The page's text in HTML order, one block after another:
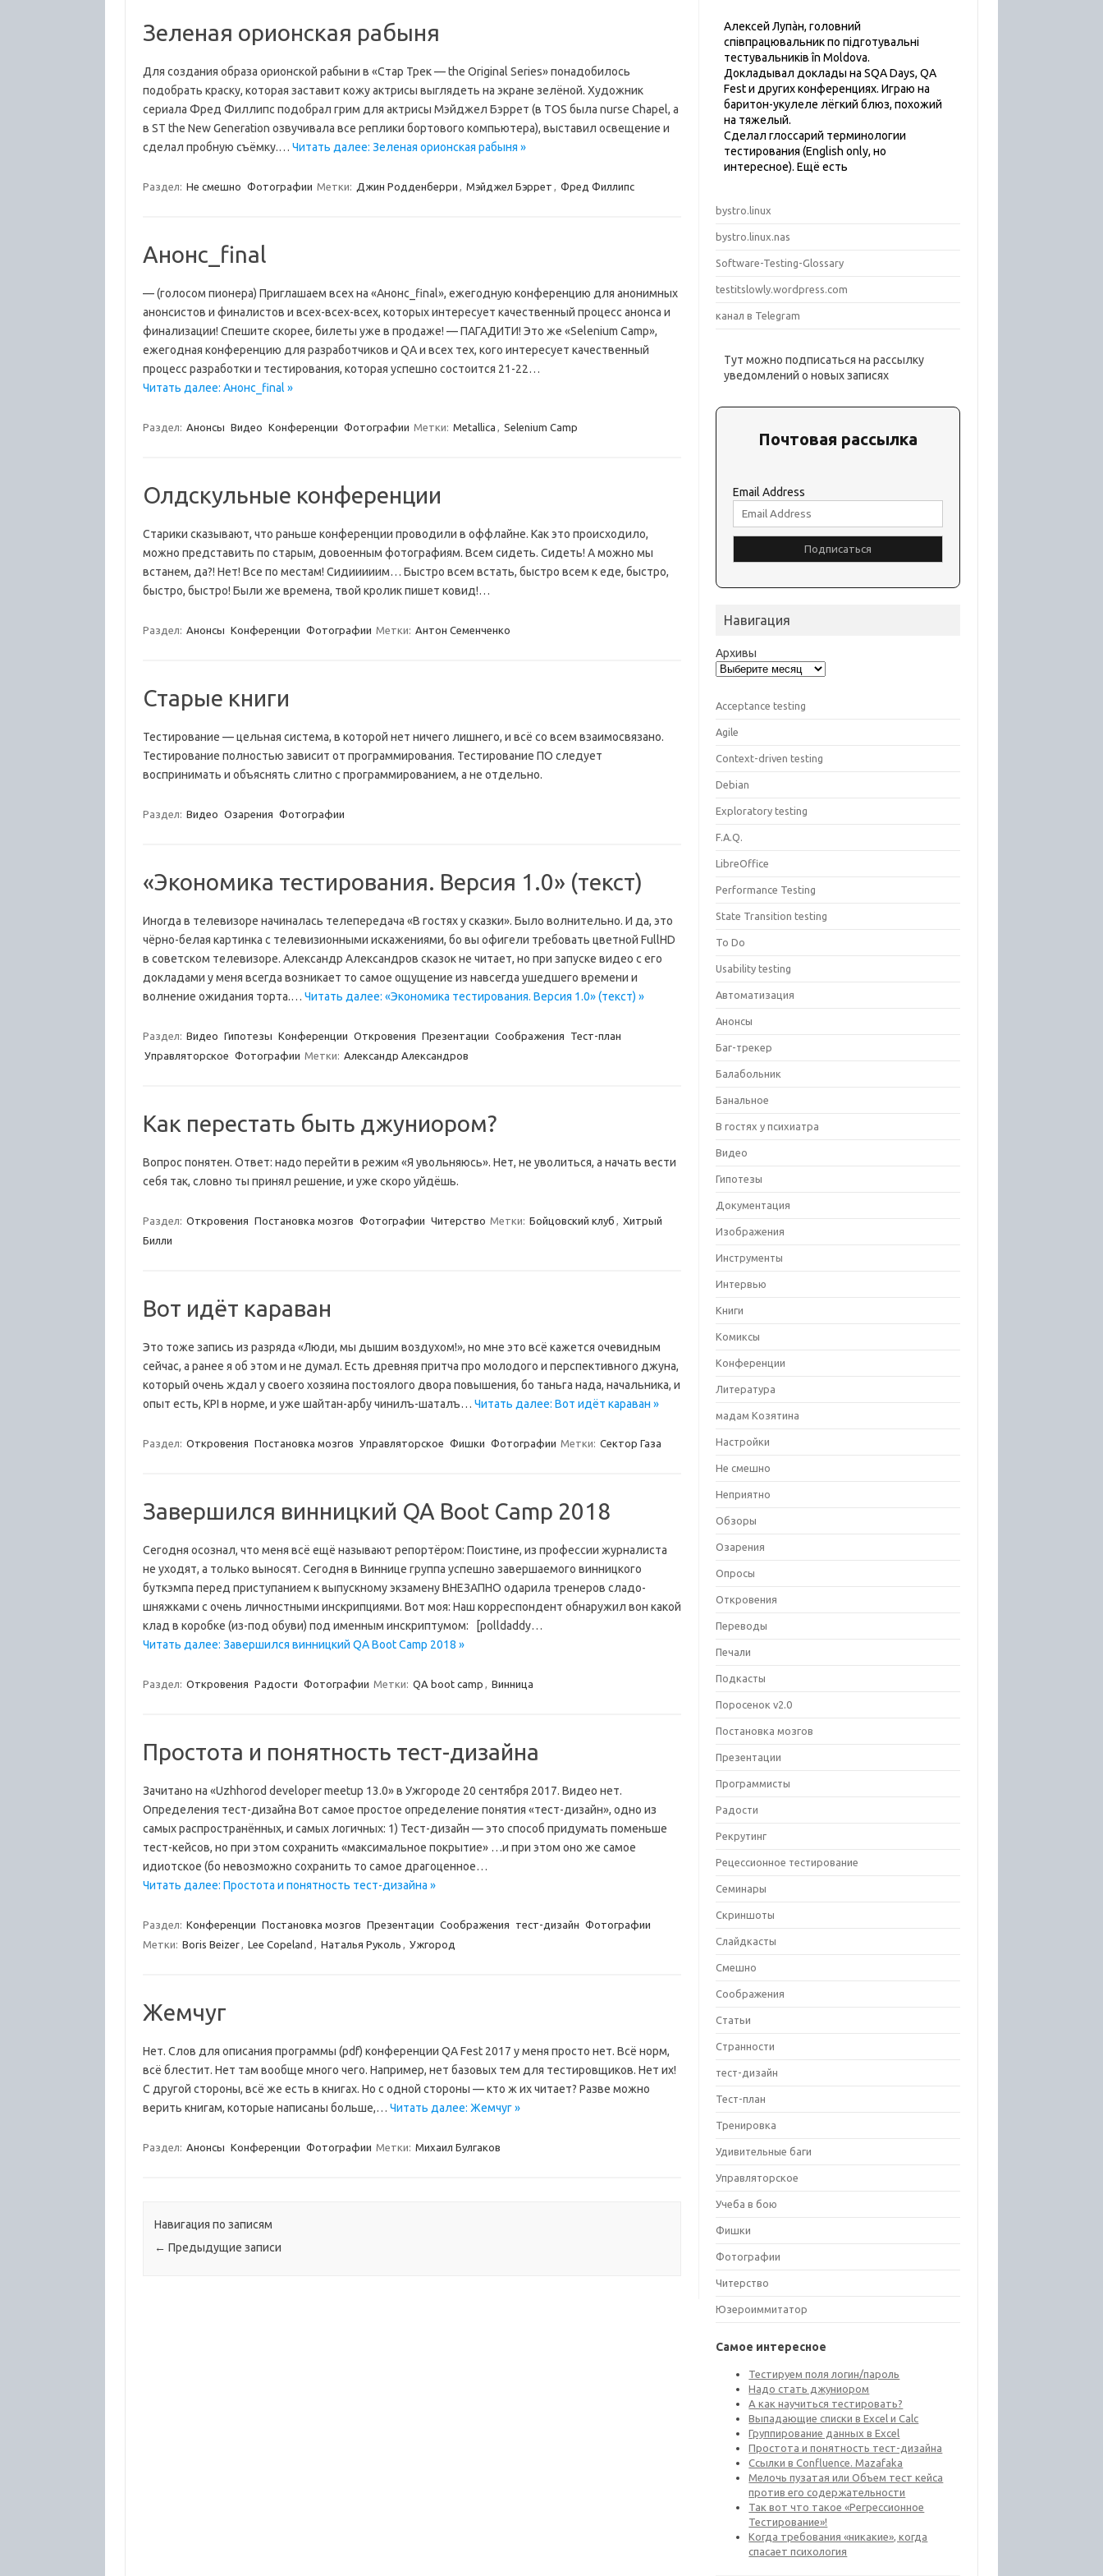
Зеленая орионская рабыня
Для создания образа орионской рабыни в «Стар Трек — the Original Series» понадобилось
подобрать краску, которая заставит кожу актрисы выглядеть на экране зелёной. Художник
сериала Фред Филлипс подобрал грим для актрисы Мэйджел Бэррет (в TOS была nurse Chapel, а
в ST the New Generation озвучивала все реплики бортового компьютера), выставил освещение и
сделал пробную съёмку.… Читать далее: Зеленая орионская рабыня »
Раздел: Не смешно Фотографии Метки: Джин Родденберри , Мэйджел Бэррет , Фред Филлипс
Анонс_final
— (голосом пионера) Приглашаем всех на «Анонс_final», ежегодную конференцию для анонимных
анонсистов и финалистов и всех-всех-всех, которых интересует качественный процесс анонса и
финализации! Спешите скорее, билеты уже в продаже! — ПАГАДИТИ! Это же «Selenium Camp»,
ежегодная конференцию для разработчиков и QA и всех тех, кого интересует качественный
процесс разработки и тестирования, которая успешно состоится 21-22…
Читать далее: Анонс_final »
Раздел: Анонсы Видео Конференции Фотографии Метки: Metallica , Selenium Camp
Олдскульные конференции
Старики сказывают, что раньше конференции проводили в оффлайне. Как это происходило,
можно представить по старым, довоенным фотографиям. Всем сидеть. Сидеть! А можно мы
встанем, да?! Нет! Все по местам! Сидииииим… Быстро всем встать, быстро всем к еде, быстро,
быстро, быстро! Были же времена, твой кролик пишет ковид!…
Раздел: Анонсы Конференции Фотографии Метки: Антон Семенченко
Старые книги
Тестирование — цельная система, в которой нет ничего лишнего, и всё со всем взаимосвязано.
Тестирование полностью зависит от программирования. Тестирование ПО следует
воспринимать и объяснять слитно с программированием, а не отдельно.
Раздел: Видео Озарения Фотографии
«Экономика тестирования. Версия 1.0» (текст)
Иногда в телевизоре начиналась телепередача «В гостях у сказки». Было волнительно. И да, это
чёрно-белая картинка с телевизионными искажениями, бо вы офигели требовать цветной FullHD
в советском телевизоре. Александр Александров сказок не читает, но при запуске видео с его
докладами у меня всегда возникает то самое ощущение из навсегда ушедшего времени и
волнение ожидания торта.… Читать далее: «Экономика тестирования. Версия 1.0» (текст) »
Раздел: Видео Гипотезы Конференции Откровения Презентации Соображения
Тест-план
Управляторское Фотографии Метки: Александр Александров
Как перестать быть джуниором?
Вопрос понятен. Ответ: надо перейти в режим «Я увольняюсь». Нет, не уволиться, а начать вести
себя так, словно ты принял решение, и уже скоро уйдёшь.
Раздел: Откровения Постановка мозгов Фотографии Читерство Метки: Бойцовский клуб , Хитрый
Билли
Вот идёт караван
Это тоже запись из разряда «Люди, мы дышим воздухом!», но мне это всё кажется очевидным
сейчас, а ранее я об этом и не думал. Есть древняя притча про молодого и перспективного джуна,
который очень ждал у своего хозяина постоялого двора повышения, бо таньга нада, начальника, и
опыт есть, KPI в норме, и уже шайтан-арбу чинилъ-шаталъ… Читать далее: Вот идёт караван »
Раздел: Откровения Постановка мозгов Управляторское Фишки Фотографии Метки: Сектор Газа
Завершился винницкий QA Boot Camp 2018
Сегодня осознал, что меня всё ещё называют репортёром: Поистине, из профессии журналиста
не уходят, а только выносят. Сегодня в Виннице группа успешно завершаемого винницкого
буткэмпа перед приступанием к выпускному экзамену ВНЕЗАПНО одарила тренеров сладо-
шняжками с очень личностными инскрипциями. Вот моя: Наш корреспондент обнаружил вон какой
клад в коробке (из-под обуви) под именным инскриптумом: [polldaddy…
Читать далее: Завершился винницкий QA Boot Camp 2018 »
Раздел: Откровения Радости Фотографии Метки: QA boot camp , Винница
Простота и понятность тест-дизайна
Зачитано на «Uzhhorod developer meetup 13.0» в Ужгороде 20 сентября 2017. Видео нет.
Определения тест-дизайна Вот самое простое определение понятия «тест-дизайн», одно из
самых распространённых, и самых логичных: 1) Тест-дизайн — это способ придумать поменьше
тест-кейсов, но при этом сохранить «максимальное покрытие» …и при этом оно же самое
идиотское (бо невозможно сохранить то самое драгоценное…
Читать далее: Простота и понятность тест-дизайна »
Раздел: Конференции Постановка мозгов Презентации Соображения тест-дизайн Фотографии
Метки: Boris Beizer, Lee Copeland , Наталья Руколь , Ужгород
Жемчуг
Нет. Слов для описания программы (pdf) конференции QA Fest 2017 у меня просто нет. Всё норм,
всё блестит. Нет там вообще много чего. Например, нет базовых тем для тестировщиков. Нет их!
С другой стороны, всё же есть в книгах. Но с одной стороны — кто ж их читает? Разве можно
верить книгам, которые написаны больше,… Читать далее: Жемчуг »
Раздел: Анонсы Конференции Фотографии Метки: Михаил Булгаков
Навигация по записям
← Предыдущие записи
Алексей Лупàн, головний
спiвпрацювальник по підготувальні
тестувальників în Moldova.
Докладывал доклады на SQA Days, QA
Fest и других конференциях. Играю на
баритон-укулеле лёгкий блюз, похожий
на тяжелый.
Сделал глоссарий терминологии
тестирования (English only, но
интересное). Ещё есть
bystro.linux
bystro.linux.nas
Software-Testing-Glossary
testitslowly.wordpress.com
канал в Telegram
Тут можно подписаться на рассылку
уведомлений о новых записях
Почтовая рассылка
Email Address
Навигация
Архивы
Acceptance testing
Agile
Context-driven testing
Debian
Exploratory testing
F.A.Q.
LibreOffice
Performance Testing
State Transition testing
To Do
Usability testing
Автоматизация
Анонсы
Баг-трекер
Балабольник
Банальное
В гостях у психиатра
Видео
Гипотезы
Документация
Изображения
Инструменты
Интервью
Книги
Комиксы
Конференции
Литература
мадам Козятина
Настройки
Не смешно
Неприятно
Обзоры
Озарения
Опросы
Откровения
Переводы
Печали
Подкасты
Поросенок v2.0
Постановка мозгов
Презентации
Программисты
Радости
Рекрутинг
Рецессионное тестирование
Семинары
Скриншоты
Слайдкасты
Смешно
Соображения
Статьи
Странности
тест-дизайн
Тест-план
Тренировка
Удивительные баги
Управляторское
Учеба в бою
Фишки
Фотографии
Читерство
Юзероиммитатор
Самое интересное